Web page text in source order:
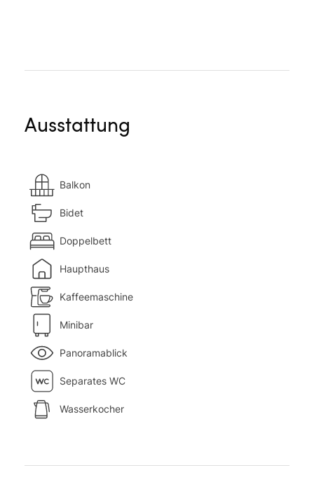
Ausstattung
Balkon
Bidet
Doppelbett
Haupthaus
Kaffeemaschine
Minibar
Panoramablick
Separates WC
Wasserkocher